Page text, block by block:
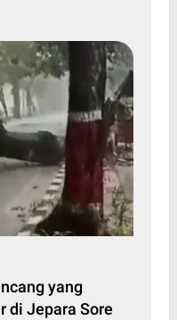
yang
di Jepara Sore